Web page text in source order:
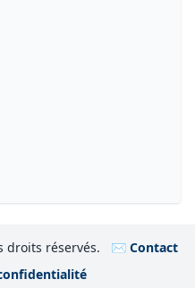
droits réservés.
✉️ Contact